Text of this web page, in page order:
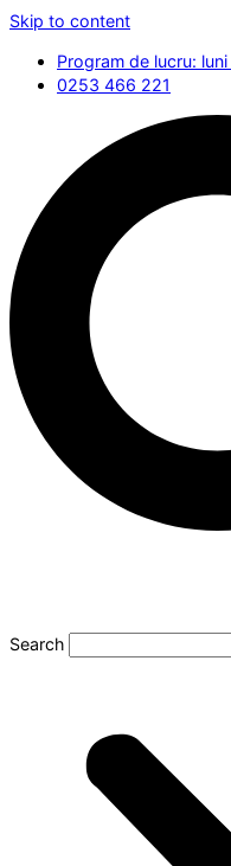
Skip to content
Program de lucru:
0253 466 221
Search